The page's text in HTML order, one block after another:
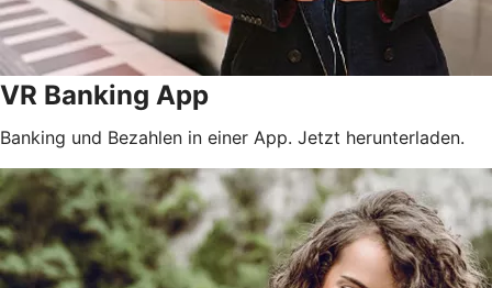
VR Banking App
Banking und Bezahlen in einer App. Jetzt herunterladen.